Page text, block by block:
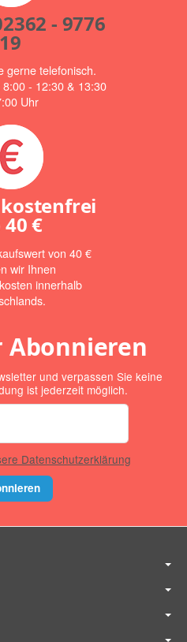
- 9776
19
gerne telefonisch.
- 12:30 & 13:30
Uhr
40 €
von 40 €
wir Ihnen
innerhalb
und verpassen Sie keine
ist jederzeit möglich.
Datenschutzerklärung